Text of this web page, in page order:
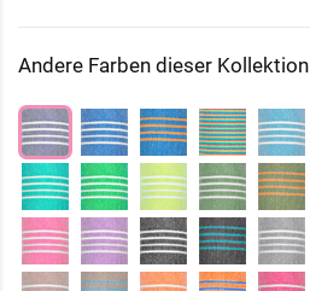
Andere Farben dieser Kollektion